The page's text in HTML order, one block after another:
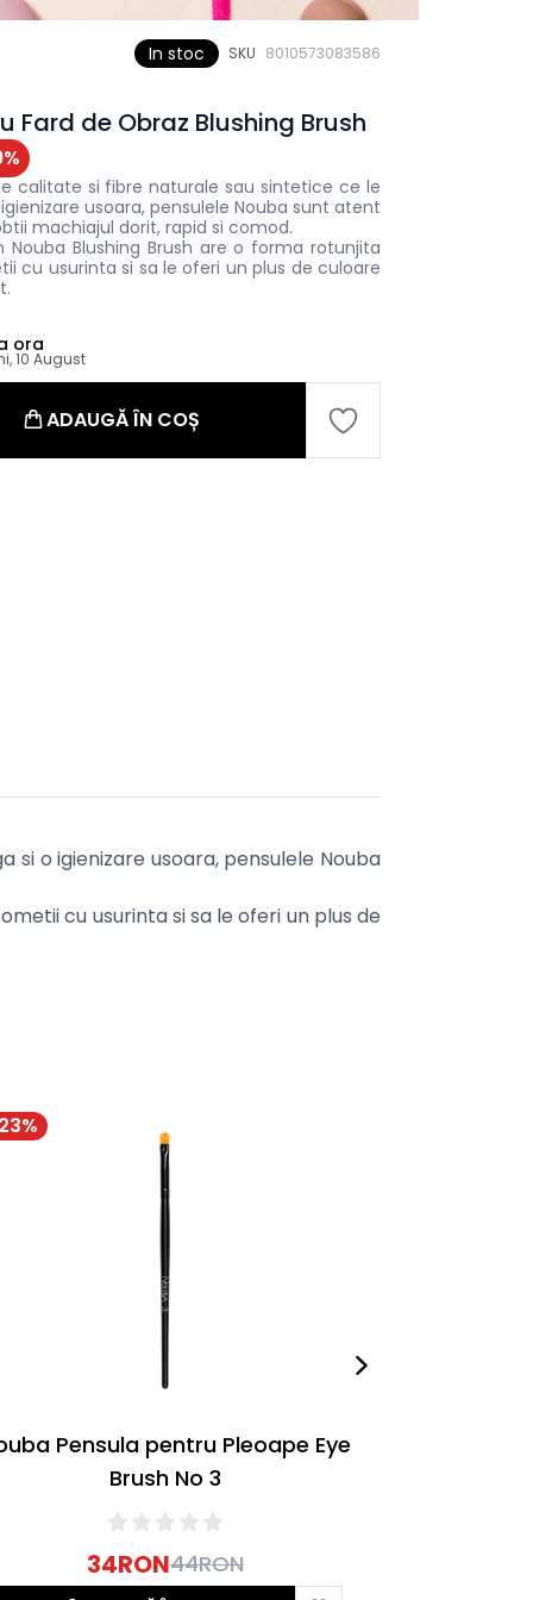
In stoc SKU 8010573083586
Fard de Obraz Blushing Brush
%
calitate si fibre naturale sau sintetice ce le
usoara, pensulele Nouba sunt atent
machiajul dorit, rapid si comod.
Nouba Blushing Brush are o forma rotunjita
cu usurinta si sa le oferi un plus de culoare
ora
10 August
ADAUGĂ ÎN COȘ
o igienizare usoara, pensulele Nouba
cu usurinta si sa le oferi un plus de
23%
Pensula pentru Pleoape Eye
Brush No 3
34RON44RON